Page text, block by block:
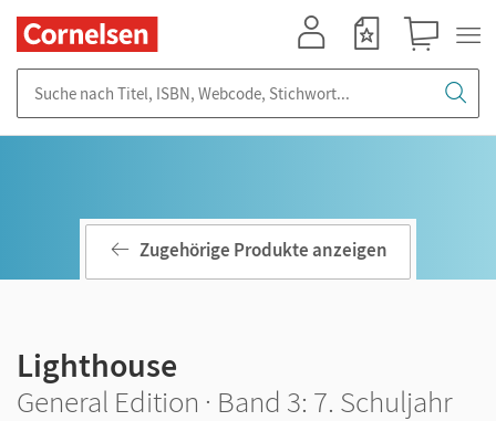
Zugehörige Produkte anzeigen
Lighthouse
General Edition · Band 3: 7. Schuljahr